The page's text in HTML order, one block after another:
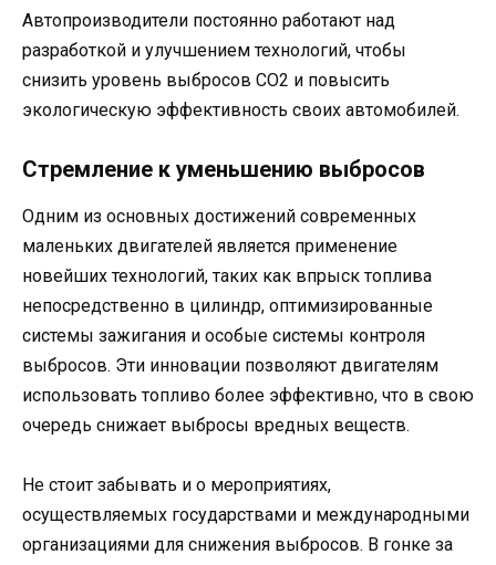
Автопроизводители постоянно работают над
разработкой и улучшением технологий, чтобы
снизить уровень выбросов CO2 и повысить
экологическую эффективность своих автомобилей.
Стремление к уменьшению выбросов
Одним из основных достижений современных
маленьких двигателей является применение
новейших технологий, таких как впрыск топлива
непосредственно в цилиндр, оптимизированные
системы зажигания и особые системы контроля
выбросов. Эти инновации позволяют двигателям
использовать топливо более эффективно, что в свою
очередь снижает выбросы вредных веществ.
Не стоит забывать и о мероприятиях,
осуществляемых государствами и международными
организациями для снижения выбросов. В гонке за